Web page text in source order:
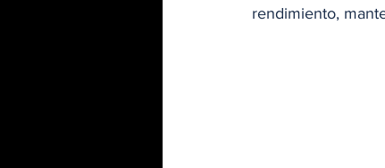
rendimiento,